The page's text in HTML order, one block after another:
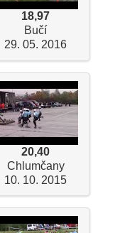
18,97
Bučí
29. 05. 2016
20,40
Chlumčany
10. 10. 2015